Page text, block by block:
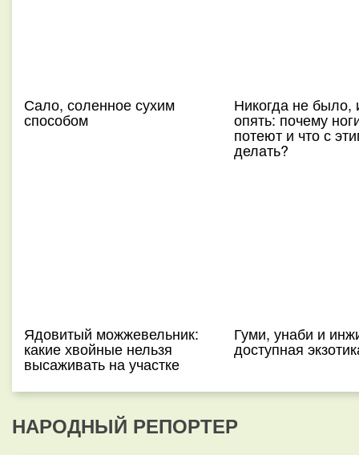
Сало, соленное сухим
способом⁠⁠
Никогда не было,
опять: почему
потеют и что с
делать?
Ядовитый можжевельник:
какие хвойные нельзя
высаживать на участке
Гуми, унаби и
доступная
НАРОДНЫЙ РЕПОРТЕР